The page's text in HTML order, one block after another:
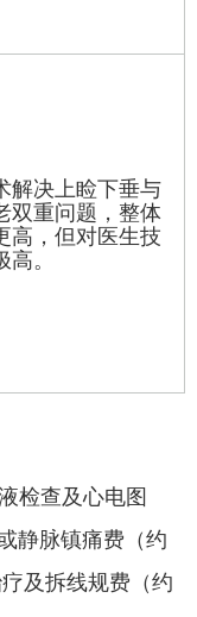
解决上睑下垂与
双重问题，整体
高，但对医生技
。
检查及心电图
静脉镇痛费（约
及拆线规费（约